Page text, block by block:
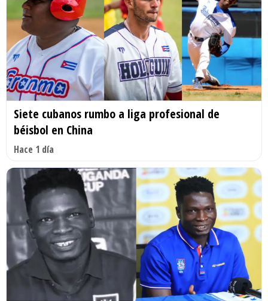
Siete cubanos rumbo a liga profesional de
béisbol en China
Hace 1 día